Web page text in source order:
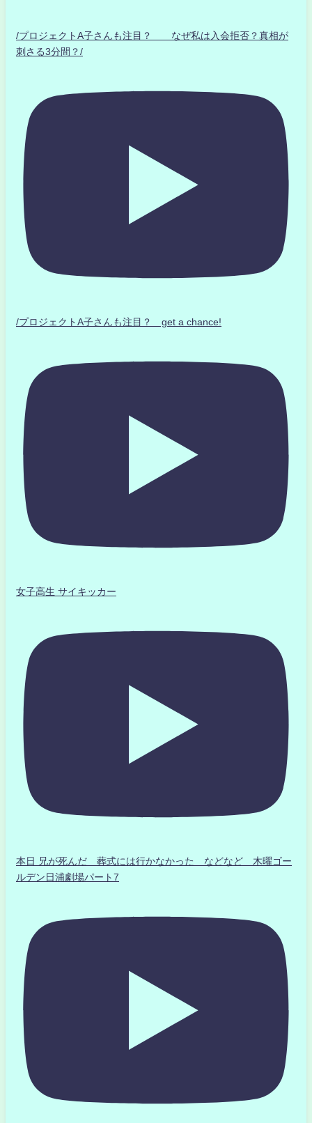
/プロジェクトA子さんも注目？ なぜ私は入会拒否？真相が
刺さる3分間？/
/プロジェクトA子さんも注目？ get a chance!
女子高生 サイキッカー
本日 兄が死んだ 葬式には行かなかった などなど 木曜ゴー
ルデン日浦劇場パート7